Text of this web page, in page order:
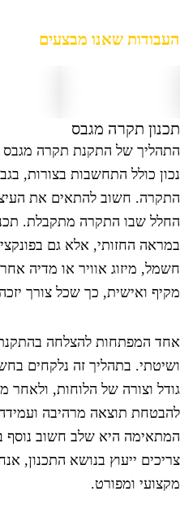
שאנו מבצעים
תקרה מגבס
של התקנת תקרה מגבס
כולל התחשבות בצורות,
חשוב להתאים את
שבו התקרה מתקבלת.
החזותי, אלא גם
מיזוג אוויר או מדיה
ואישית, כך שכל צורך
המפתחות להצלחה בהתקנת
בתהליך זה נלקחים
וצורה של הלוחות, ולאחר
תוצאה מרהיבה
היא שלב חשוב נוסף
ייעוץ בנושא התכנון,
ומפורט.